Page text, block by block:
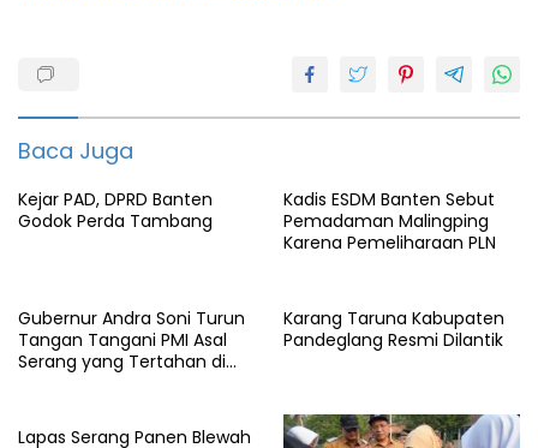
Kadubungbang
Proyek
Baca Juga
Kejar PAD, DPRD Banten
Godok Perda Tambang
Kadis ESDM Banten Sebut
Pemadaman Malingping
Karena Pemeliharaan PLN
Gubernur Andra Soni Turun
Tangan Tangani PMI Asal
Serang yang Tertahan di
Karang Taruna Kabupaten
Pandeglang Resmi Dilantik
Lapas Serang Panen Blewah